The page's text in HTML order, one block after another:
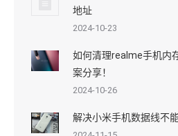
地址
2024-10-23
如何清理realme手机内
案分享！
2024-10-26
解决小米手机数据线不